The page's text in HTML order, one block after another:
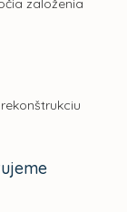
založenia